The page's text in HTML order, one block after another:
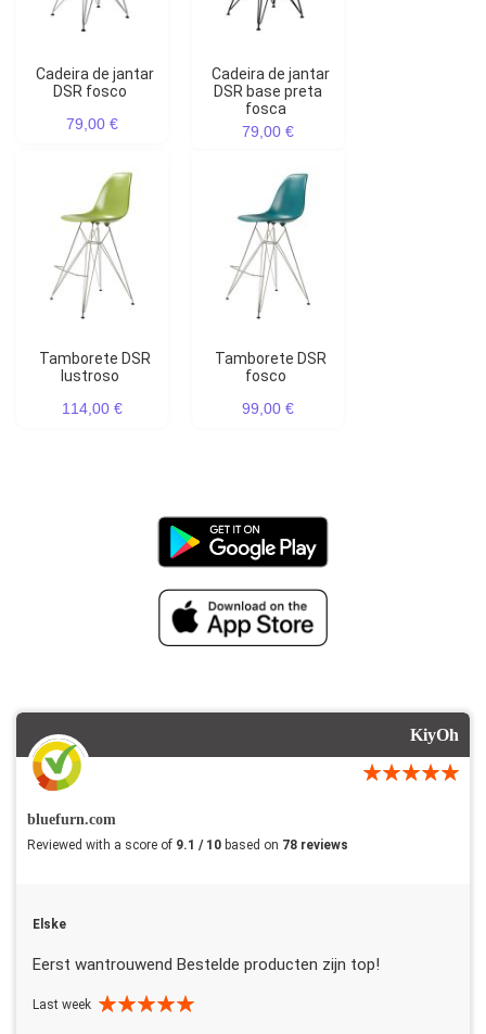
Cadeira de jantar
DSR fosco
79,00 €
Cadeira de jantar
DSR base preta
fosca
79,00 €
Tamborete DSR
lustroso
114,00 €
Tamborete DSR
fosco
99,00 €
KiyOh
bluefurn.com
Reviewed with a score of 9.1 / 10 based on 78 reviews
Elske
Eerst wantrouwend Bestelde producten zijn top!
Last week